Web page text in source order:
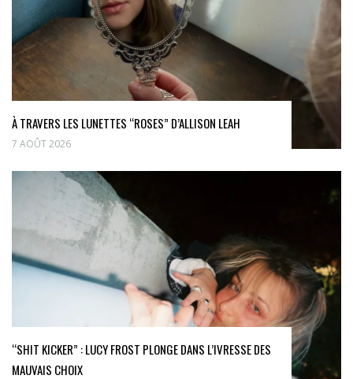
À TRAVERS LES LUNETTES “ROSES” D’ALLISON LEAH
7 AOÛT 2026
“SHIT KICKER” : LUCY FROST PLONGE DANS L’IVRESSE DES
MAUVAIS CHOIX